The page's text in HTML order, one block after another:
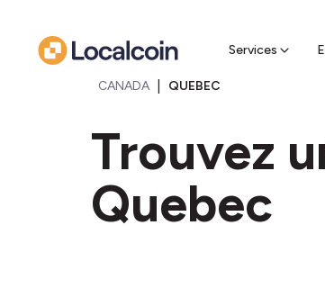
Services
CANADA QUEBEC
Trouvez
Quebec